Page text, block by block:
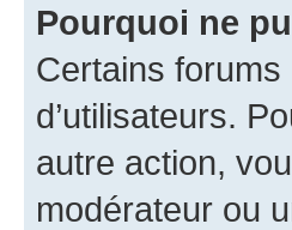
Pourquoi ne
Certains
d’utilisateurs.
autre action,
modérateur ou